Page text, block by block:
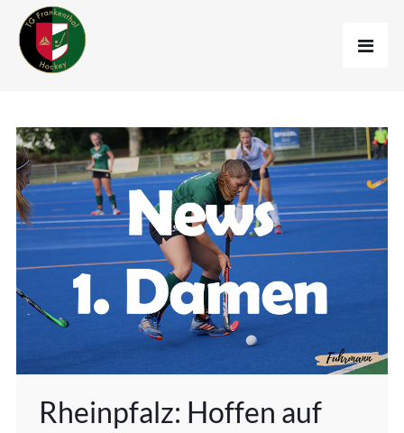
Rheinpfalz: Hoffen auf